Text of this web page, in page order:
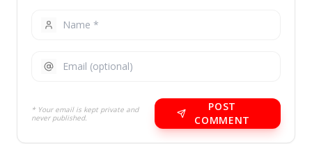
* Your email is kept private and
never published.
POST
COMMENT